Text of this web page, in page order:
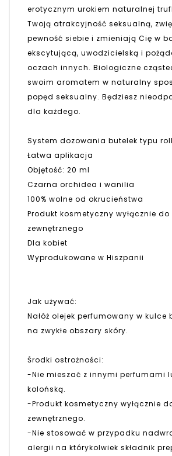
erotycznym urokiem naturalnej
Twoją atrakcyjność seksualną,
pewność siebie i zmieniają Cię w
ekscytującą, uwodzicielską i
oczach innych. Biologiczne
swoim aromatem w naturalny
popęd seksualny. Będziesz
dla każdego.
System dozowania butelek typu
Łatwa aplikacja
Objętość: 20 ml
Czarna orchidea i wanilia
100% wolne od okrucieństwa
Produkt kosmetyczny wyłącznie do
zewnętrznego
Dla kobiet
Wyprodukowane w Hiszpanii
Jak używać:
Nałóż olejek perfumowany w kulce
na zwykłe obszary skóry.
Środki ostrożności:
-Nie mieszać z innymi perfumami
kolońską.
-Produkt kosmetyczny wyłącznie
zewnętrznego.
-Nie stosować w przypadku
alergii na którykolwiek składnik